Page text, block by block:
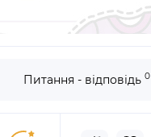
Питання - відповідь 0